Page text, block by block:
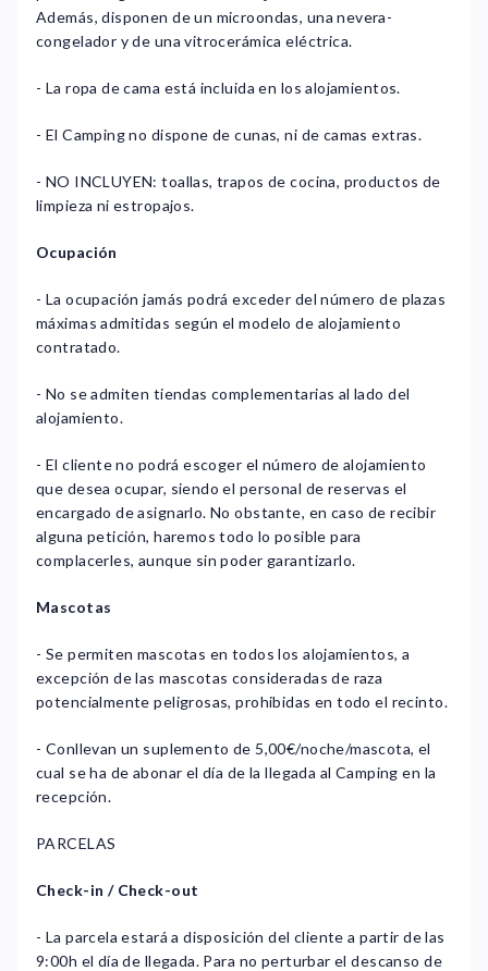
Además, disponen de un microondas, una nevera-
congelador y de una vitrocerámica eléctrica.
- La ropa de cama está incluida en los alojamientos.
- El Camping no dispone de cunas, ni de camas extras.
- NO INCLUYEN: toallas, trapos de cocina, productos de
limpieza ni estropajos.
Ocupación
- La ocupación jamás podrá exceder del número de plazas
máximas admitidas según el modelo de alojamiento
contratado.
- No se admiten tiendas complementarias al lado del
alojamiento.
- El cliente no podrá escoger el número de alojamiento
que desea ocupar, siendo el personal de reservas el
encargado de asignarlo. No obstante, en caso de recibir
alguna petición, haremos todo lo posible para
complacerles, aunque sin poder garantizarlo.
Mascotas
- Se permiten mascotas en todos los alojamientos, a
excepción de las mascotas consideradas de raza
potencialmente peligrosas, prohibidas en todo el recinto.
- Conllevan un suplemento de 5,00€/noche/mascota, el
cual se ha de abonar el día de la llegada al Camping en la
recepción.
PARCELAS
Check-in / Check-out
- La parcela estará a disposición del cliente a partir de las
9:00h el día de llegada. Para no perturbar el descanso de